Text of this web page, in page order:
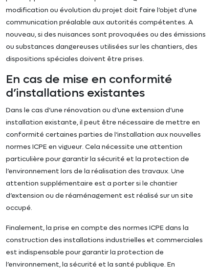
modification ou évolution du projet doit faire l’objet d’une
communication préalable aux autorités compétentes. A
nouveau, si des nuisances sont provoquées ou des émissions
ou substances dangereuses utilisées sur les chantiers, des
dispositions spéciales doivent être prises.
En cas de mise en conformité
d’installations existantes
Dans le cas d’une rénovation ou d’une extension d’une
installation existante, il peut être nécessaire de mettre en
conformité certaines parties de l’installation aux nouvelles
normes ICPE en vigueur. Cela nécessite une attention
particulière pour garantir la sécurité et la protection de
l’environnement lors de la réalisation des travaux. Une
attention supplémentaire est a porter si le chantier
d’extension ou de réaménagement est réalisé sur un site
occupé.
Finalement, la prise en compte des normes ICPE dans la
construction des installations industrielles et commerciales
est indispensable pour garantir la protection de
l’environnement, la sécurité et la santé publique. En